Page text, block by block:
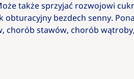
także sprzyjać rozwojowi
bezdech senny.
stawów, chorób